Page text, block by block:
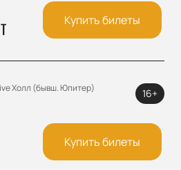
Купить билеты
Холл (бывш. Юпитер) 16+
Купить билеты